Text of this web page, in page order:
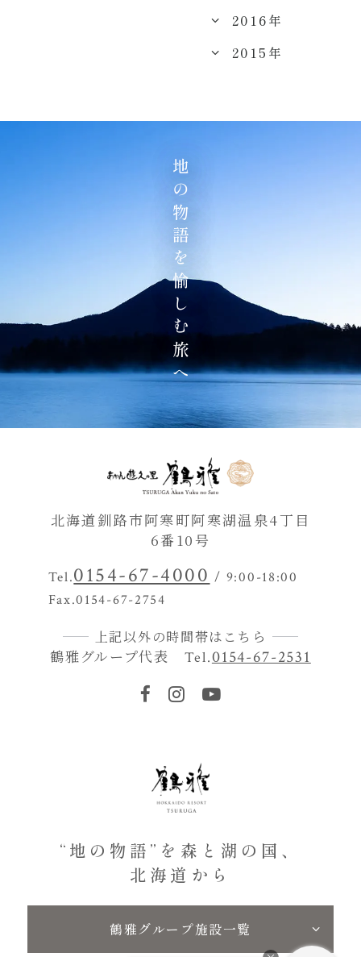
2016年
2015年
地の物語を愉しむ旅へ
北海道釧路市阿寒町阿寒湖温泉4丁目
6番10号
Tel.0154-67-4000 / 9:00-18:00
Fax.0154-67-2754
上記以外の時間帯はこちら
鶴雅グループ代表 Tel.0154-67-2531
“地の物語”を森と湖の国、
北海道から
鶴雅グループ施設一覧